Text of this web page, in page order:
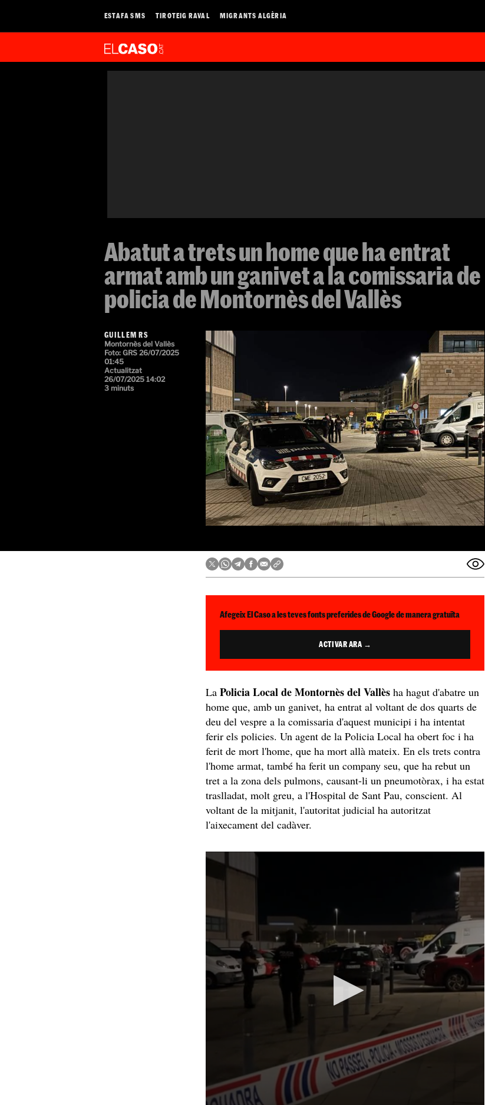
ESTAFA SMS TIROTEIG RAVAL MIGRANTS ALGÈRIA
Abatut a trets un home que ha entrat
armat amb un ganivet a la comissaria de
policia de Montornès del Vallès
GUILLEM RS
Montornès del Vallès
Foto: GRS 26/07/2025
01:45
Actualitzat
26/07/2025 14:02
3 minuts
Afegeix El Caso a les teves fonts preferides de Google de manera gratuïta
ACTIVAR ARA →
LaPolicia Local de Montornès del Vallès ha hagut d'abatre un
home que, amb un ganivet, ha entrat al voltant de dos quarts de
deu del vespre a la comissaria d'aquest municipi i ha intentat
ferir els policies. Un agent de la Policia Local ha obert foc i ha
ferit de mort l'home, que ha mort allà mateix. En els trets contra
l'home armat, també ha ferit un company seu, que ha rebut un
tret a la zona dels pulmons, causant-li un pneumotòrax, i ha estat
traslladat, molt greu, a l'Hospital de Sant Pau, conscient. Al
voltant de la mitjanit, l'autoritat judicial ha autoritzat
l'aixecament del cadàver.